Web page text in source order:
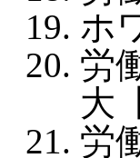
ホ
労
大
労